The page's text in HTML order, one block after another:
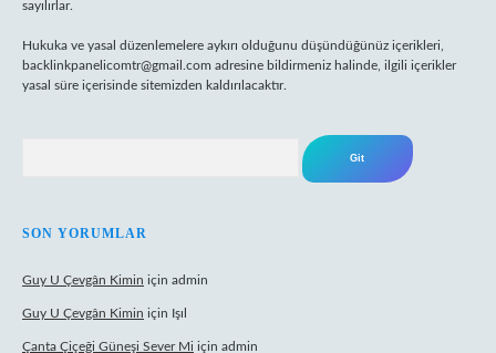
sayılırlar.
Hukuka ve yasal düzenlemelere aykırı olduğunu düşündüğünüz içerikleri,
backlinkpanelicomtr@gmail.com adresine bildirmeniz halinde, ilgili içerikler
yasal süre içerisinde sitemizden kaldırılacaktır.
SON YORUMLAR
Guy U Çevgân Kimin için admin
Guy U Çevgân Kimin için Işıl
Çanta Çiçeği Güneşi Sever Mi için admin